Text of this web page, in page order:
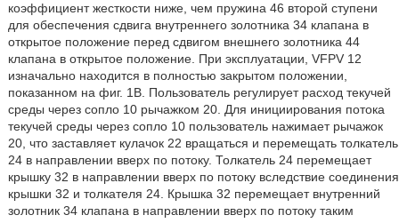
коэффициент жесткости ниже, чем пружина 46 второй ступени
для обеспечения сдвига внутреннего золотника 34 клапана в
открытое положение перед сдвигом внешнего золотника 44
клапана в открытое положение. При эксплуатации, VFPV 12
изначально находится в полностью закрытом положении,
показанном на фиг. 1B. Пользователь регулирует расход текучей
среды через сопло 10 рычажком 20. Для инициирования потока
текучей среды через сопло 10 пользователь нажимает рычажок
20, что заставляет кулачок 22 вращаться и перемещать толкатель
24 в направлении вверх по потоку. Толкатель 24 перемещает
крышку 32 в направлении вверх по потоку вследствие соединения
крышки 32 и толкателя 24. Крышка 32 перемещает внутренний
золотник 34 клапана в направлении вверх по потоку таким